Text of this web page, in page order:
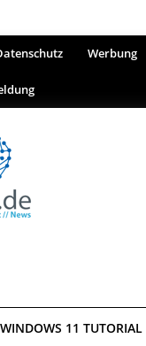
Werbung
WINDOWS 11 TUTORIAL